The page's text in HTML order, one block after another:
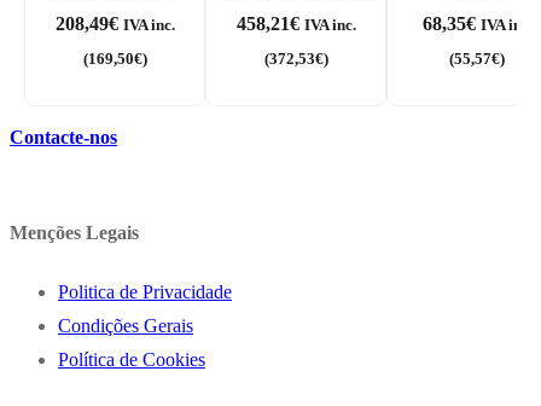
208,49€ IVA inc.
(169,50€)
458,21€ IVA inc.
(372,53€)
68,35€ IVA inc.
(55,57€)
Contacte-nos
Menções Legais
Politica de Privacidade
Condições Gerais
Política de Cookies